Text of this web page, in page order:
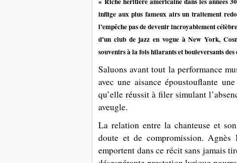
inflige aux plus fameux airs un traitement
l’empêche pas de devenir incroyablement
d’un club de jazz en vogue à New York,
souvenirs à la fois hilarants et bouleversants
Saluons avant tout laperformance
avec une aisance époustouflante
qu’elle réussit à filer simulant
aveugle.
La relation entre la chanteuse et
doute et de compromission.
emportent dans ce récit sans jamais